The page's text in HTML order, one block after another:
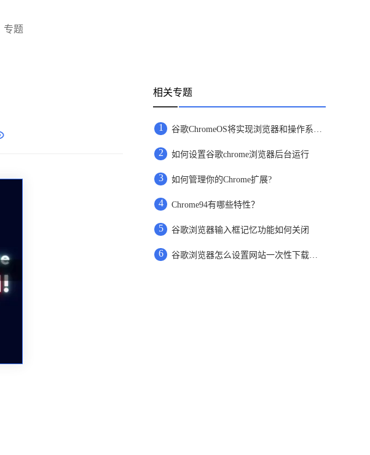
专题
相关专题
1 谷歌ChromeOS将实现浏览器和操作系统分家
2 如何设置谷歌chrome浏览器后台运行
3 如何管理你的Chrome扩展?
4 Chrome94有哪些特性？
5 谷歌浏览器输入框记忆功能如何关闭
6 谷歌浏览器怎么设置网站一次性下载多个文件